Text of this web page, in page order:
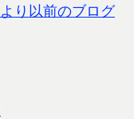
より以前のブログ